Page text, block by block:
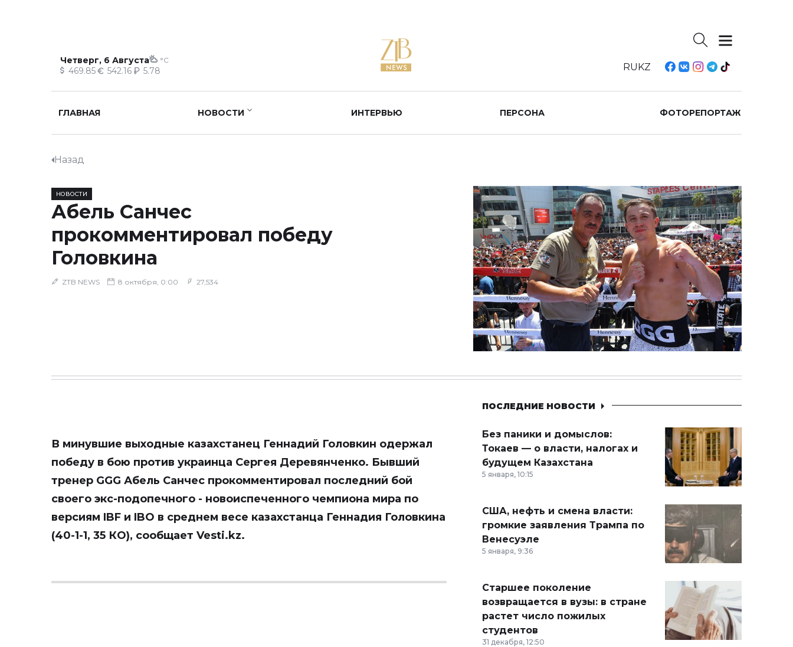
Четверг, 6 Августа °C
469.85 542.16 5.78 RUKZ
ГЛАВНАЯ НОВОСТИ ИНТЕРВЬЮ ПЕРСОНА ФОТОРЕПОРТАЖ
Назад
НОВОСТИ
Абель Санчес
прокомментировал победу
Головкина
ZTB NEWS 8 октября, 0:00 27,534
В минувшие выходные казахстанец Геннадий Головкин одержал
победу в бою против украинца Сергея Деревянченко. Бывший
тренер GGG Абель Санчес прокомментировал последний бой
своего экс-подопечного - новоиспеченного чемпиона мира по
версиям IBF и IBO в среднем весе казахстанца Геннадия Головкина
(40-1-1, 35 КО), сообщает Vesti.kz.
ПОСЛЕДНИЕ НОВОСТИ
Без паники и домыслов:
Токаев — о власти, налогах и
будущем Казахстана
5 января, 10:15
США, нефть и смена власти:
громкие заявления Трампа по
Венесуэле
5 января, 9:36
Старшее поколение
возвращается в вузы: в стране
растет число пожилых
студентов
31 декабря, 12:50